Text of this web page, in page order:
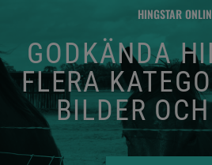
HINGSTAR
GODKÄNDA
FLERA
BILDER